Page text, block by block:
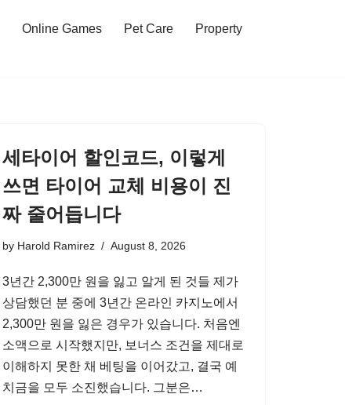
Online Games Pet Care
Property
세타이어 할인코드, 이렇게
쓰면 타이어 교체 비용이 진
짜 줄어듭니다
by Harold Ramirez August 8, 2026
3년간 2,300만 원을 잃고 알게 된 것들 제가
상담했던 분 중에 3년간 온라인 카지노에서
2,300만 원을 잃은 경우가 있습니다. 처음엔
소액으로 시작했지만, 보너스 조건을 제대로
이해하지 못한 채 베팅을 이어갔고, 결국 예
치금을 모두 소진했습니다. 그분은…